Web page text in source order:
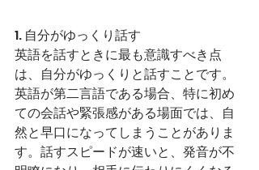
1. 自分がゆっくり話す
英語を話すときに最も意識すべき点
は、自分がゆっくりと話すことです。
英語が第二言語である場合、特に初め
ての会話や緊張感がある場面では、自
然と早口になってしまうことがありま
す。話すスピードが速いと、発音が不